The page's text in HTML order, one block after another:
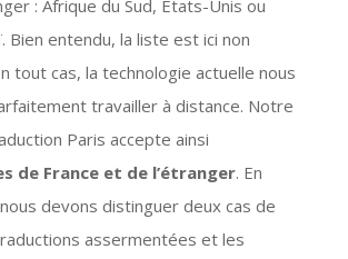
: Afrique du Sud, États-Unis ou
Bien entendu, la liste est ici non
tout cas, la technologie actuelle nous
travailler à distance. Notre
Paris accepte ainsi
de France et de l’étranger. En
devons distinguer deux cas de
assermentées et les